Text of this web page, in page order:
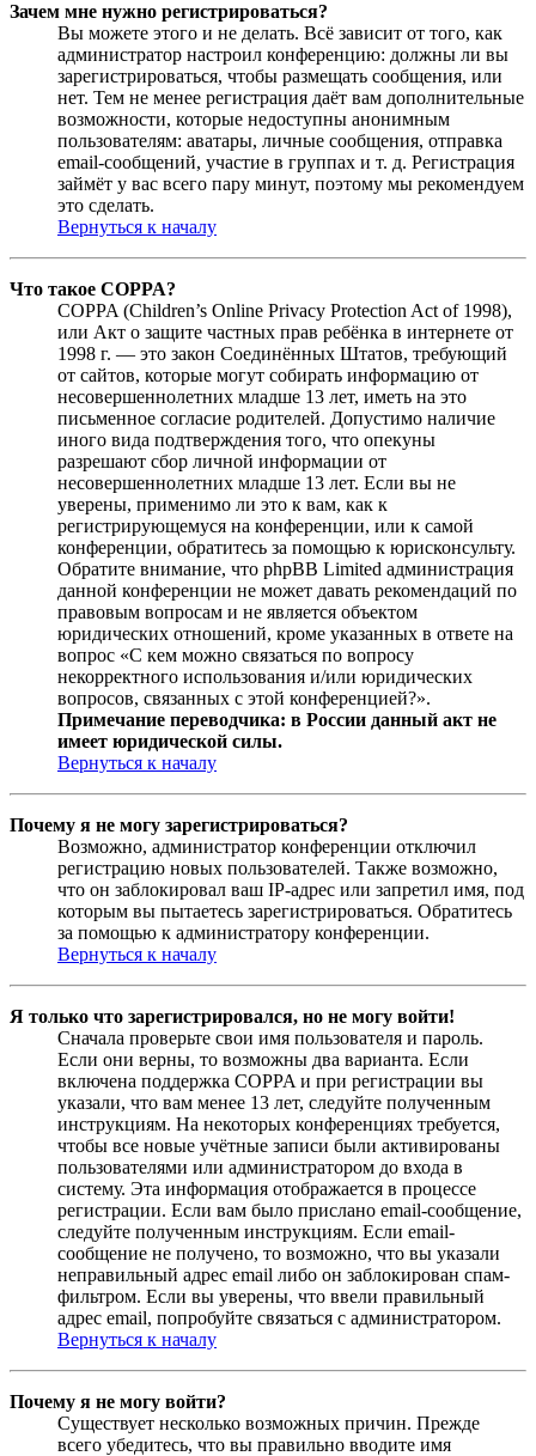
Зачем мне нужно регистрироваться?
Вы можете этого и не делать. Всё зависит от того, как
администратор настроил конференцию: должны ли вы
зарегистрироваться, чтобы размещать сообщения, или
нет. Тем не менее регистрация даёт вам дополнительные
возможности, которые недоступны анонимным
пользователям: аватары, личные сообщения, отправка
email-сообщений, участие в группах и т. д. Регистрация
займёт у вас всего пару минут, поэтому мы рекомендуем
это сделать.
Вернуться к началу
Что такое COPPA?
COPPA (Children’s Online Privacy Protection Act of 1998),
или Акт о защите частных прав ребёнка в интернете от
1998 г. — это закон Соединённых Штатов, требующий
от сайтов, которые могут собирать информацию от
несовершеннолетних младше 13 лет, иметь на это
письменное согласие родителей. Допустимо наличие
иного вида подтверждения того, что опекуны
разрешают сбор личной информации от
несовершеннолетних младше 13 лет. Если вы не
уверены, применимо ли это к вам, как к
регистрирующемуся на конференции, или к самой
конференции, обратитесь за помощью к юрисконсульту.
Обратите внимание, что phpBB Limited администрация
данной конференции не может давать рекомендаций по
правовым вопросам и не является объектом
юридических отношений, кроме указанных в ответе на
вопрос «С кем можно связаться по вопросу
некорректного использования и/или юридических
вопросов, связанных с этой конференцией?».
Примечание переводчика: в России данный акт не
имеет юридической силы.
Вернуться к началу
Почему я не могу зарегистрироваться?
Возможно, администратор конференции отключил
регистрацию новых пользователей. Также возможно,
что он заблокировал ваш IP-адрес или запретил имя, под
которым вы пытаетесь зарегистрироваться. Обратитесь
за помощью к администратору конференции.
Вернуться к началу
Я только что зарегистрировался, но не могу войти!
Сначала проверьте свои имя пользователя и пароль.
Если они верны, то возможны два варианта. Если
включена поддержка COPPA и при регистрации вы
указали, что вам менее 13 лет, следуйте полученным
инструкциям. На некоторых конференциях требуется,
чтобы все новые учётные записи были активированы
пользователями или администратором до входа в
систему. Эта информация отображается в процессе
регистрации. Если вам было прислано email-сообщение,
следуйте полученным инструкциям. Если email-
сообщение не получено, то возможно, что вы указали
неправильный адрес email либо он заблокирован спам-
фильтром. Если вы уверены, что ввели правильный
адрес email, попробуйте связаться с администратором.
Вернуться к началу
Почему я не могу войти?
Существует несколько возможных причин. Прежде
всего убедитесь, что вы правильно вводите имя